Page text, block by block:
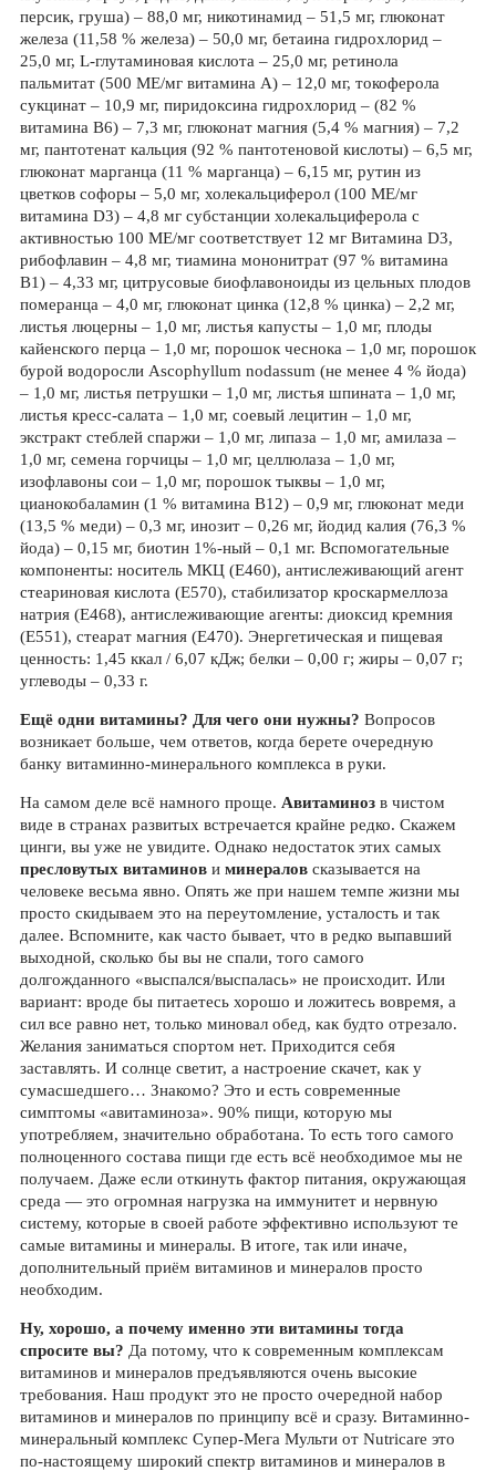
персик, груша) – 88,0 мг, никотинамид – 51,5 мг, глюконат
железа (11,58 % железа) – 50,0 мг, бетаина гидрохлорид –
25,0 мг, L-глутаминовая кислота – 25,0 мг, ретинола
пальмитат (500 МЕ/мг витамина А) – 12,0 мг, токоферола
сукцинат – 10,9 мг, пиридоксина гидрохлорид – (82 %
витамина В6) – 7,3 мг, глюконат магния (5,4 % магния) – 7,2
мг, пантотенат кальция (92 % пантотеновой кислоты) – 6,5 мг,
глюконат марганца (11 % марганца) – 6,15 мг, рутин из
цветков софоры – 5,0 мг, холекальциферол (100 МЕ/мг
витамина D3) – 4,8 мг субстанции холекальциферола с
активностью 100 МЕ/мг соответствует 12 мг Витамина D3,
рибофлавин – 4,8 мг, тиамина мононитрат (97 % витамина
В1) – 4,33 мг, цитрусовые биофлавоноиды из цельных плодов
померанца – 4,0 мг, глюконат цинка (12,8 % цинка) – 2,2 мг,
листья люцерны – 1,0 мг, листья капусты – 1,0 мг, плоды
кайенского перца – 1,0 мг, порошок чеснока – 1,0 мг, порошок
бурой водоросли Ascophyllum nodassum (не менее 4 % йода)
– 1,0 мг, листья петрушки – 1,0 мг, листья шпината – 1,0 мг,
листья кресс-салата – 1,0 мг, соевый лецитин – 1,0 мг,
экстракт стеблей спаржи – 1,0 мг, липаза – 1,0 мг, амилаза –
1,0 мг, семена горчицы – 1,0 мг, целлюлаза – 1,0 мг,
изофлавоны сои – 1,0 мг, порошок тыквы – 1,0 мг,
цианокобаламин (1 % витамина В12) – 0,9 мг, глюконат меди
(13,5 % меди) – 0,3 мг, инозит – 0,26 мг, йодид калия (76,3 %
йода) – 0,15 мг, биотин 1%-ный – 0,1 мг. Вспомогательные
компоненты: носитель МКЦ (E460), антислеживающий агент
стеариновая кислота (E570), стабилизатор кроскармеллоза
натрия (E468), антислеживающие агенты: диоксид кремния
(E551), стеарат магния (E470). Энергетическая и пищевая
ценность: 1,45 ккал / 6,07 кДж; белки – 0,00 г; жиры – 0,07 г;
углеводы – 0,33 г.
Ещё одни витамины? Для чего они нужны? Вопросов
возникает больше, чем ответов, когда берете очередную
банку витаминно-минерального комплекса в руки.
На самом деле всё намного проще. Авитаминозв чистом
виде в странах развитых встречается крайне редко. Скажем
цинги, вы уже не увидите. Однако недостаток этих самых
пресловутых витаминови минераловсказывается на
человеке весьма явно. Опять же при нашем темпе жизни мы
просто скидываем это на переутомление, усталость и так
далее. Вспомните, как часто бывает, что в редко выпавший
выходной, сколько бы вы не спали, того самого
долгожданного «выспался/выспалась» не происходит. Или
вариант: вроде бы питаетесь хорошо и ложитесь вовремя, а
сил все равно нет, только миновал обед, как будто отрезало.
Желания заниматься спортом нет. Приходится себя
заставлять. И солнце светит, а настроение скачет, как у
сумасшедшего… Знакомо? Это и есть современные
симптомы «авитаминоза». 90% пищи, которую мы
употребляем, значительно обработана. То есть того самого
полноценного состава пищи где есть всё необходимое мы не
получаем. Даже если откинуть фактор питания, окружающая
среда — это огромная нагрузка на иммунитет и нервную
систему, которые в своей работе эффективно используют те
самые витамины и минералы. В итоге, так или иначе,
дополнительный приём витаминов и минералов просто
необходим.
Ну, хорошо, а почему именно эти витамины тогда
спросите вы? Да потому, что к современным комплексам
витаминов и минералов предъявляются очень высокие
требования. Наш продукт это не просто очередной набор
витаминов и минералов по принципу всё и сразу. Витаминно-
минеральный комплекс Супер-Мега Мульти от Nutricare это
по-настоящему широкий спектр витаминов и минералов в